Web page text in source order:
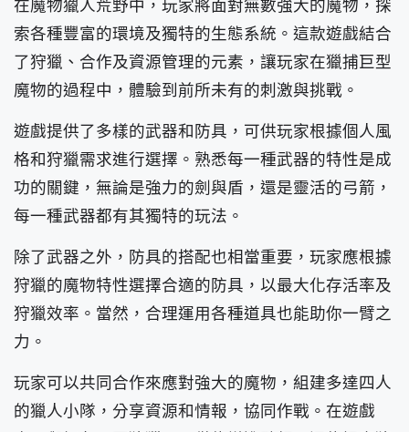
在魔物獵人荒野中，玩家將面對無數強大的魔物，探
索各種豐富的環境及獨特的生態系統。這款遊戲結合
了狩獵、合作及資源管理的元素，讓玩家在獵捕巨型
魔物的過程中，體驗到前所未有的刺激與挑戰。
遊戲提供了多樣的武器和防具，可供玩家根據個人風
格和狩獵需求進行選擇。熟悉每一種武器的特性是成
功的關鍵，無論是強力的劍與盾，還是靈活的弓箭，
每一種武器都有其獨特的玩法。
除了武器之外，防具的搭配也相當重要，玩家應根據
狩獵的魔物特性選擇合適的防具，以最大化存活率及
狩獵效率。當然，合理運用各種道具也能助你一臂之
力。
玩家可以共同合作來應對強大的魔物，組建多達四人
的獵人小隊，分享資源和情報，協同作戰。在遊戲